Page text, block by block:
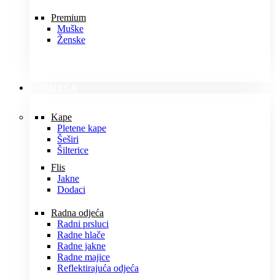
Premium
Muške
Ženske
Kape
Pletene kape
Šeširi
Šilterice
Flis
Jakne
Dodaci
Radna odjeća
Radni prsluci
Radne hlače
Radne jakne
Radne majice
Reflektirajuća odjeća